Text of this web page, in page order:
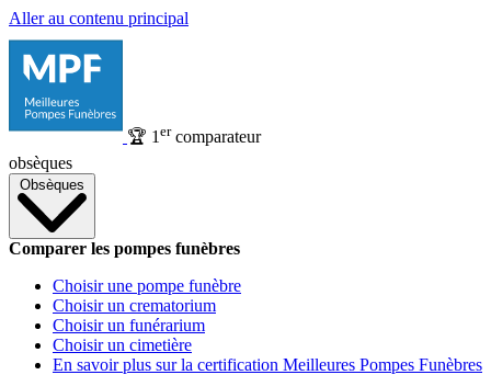
Aller au contenu principal
🏆 1 ercomparateur
obsèques
Obsèques
Comparer les pompes funèbres
Choisir une pompe funèbre
Choisir un crematorium
Choisir un funérarium
Choisir un cimetière
En savoir plus sur la certification Meilleures Pompes Funèbres